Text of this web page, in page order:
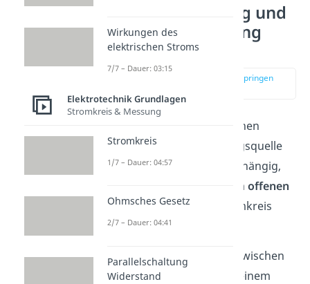
Leerlaufspannung und
Klemmenspannung
einfach erklärt
zur Stelle im Video springen
Die Größe der ausgegebenen
Spannung
einer Spannungsquelle
(z.B. Batterie) ist davon abhängig,
ob sich die Quelle in einem offenen
odergeschlossenen
Stromkreis
befindet.
Du unterscheidest dabei zwischen
derLeerlaufspannung
in einem
Wirkungen des
elektrischen Stroms
7/7 – Dauer: 03:15
Elektrotechnik Grundlagen
Stromkreis & Messung
Stromkreis
1/7 – Dauer: 04:57
Ohmsches Gesetz
2/7 – Dauer: 04:41
Parallelschaltung
Widerstand